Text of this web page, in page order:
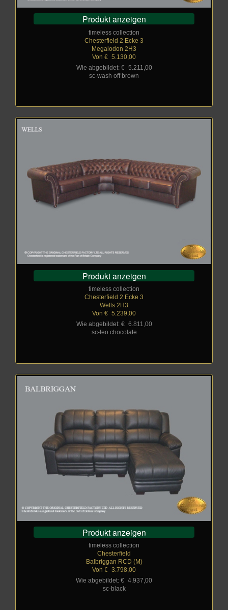
Produkt anzeigen
timeless collection
Chesterfield 2 Ecke 3
Megalodon 2H3
Von € 5.130,00
Wie abgebildet: €_ 5.211,00
sc-wash off brown
Produkt anzeigen
timeless collection
Chesterfield 2 Ecke 3
Wells 2H3
Von € 5.239,00
Wie abgebildet: €_ 6.811,00
sc-leo chocolate
Produkt anzeigen
timeless collection
Chesterfield
Balbriggan RCD (M)
Von € 3.798,00
Wie abgebildet: € 4.937,00
sc-black